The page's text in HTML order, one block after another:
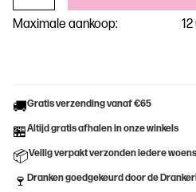
Maximale aankoop:
🚚Gratis verzending vanaf €65
🏪Altijd gratis afhalen in onze winkels
📦Veilig verpakt verzonden iedere
🍷 Dranken goedgekeurd door de